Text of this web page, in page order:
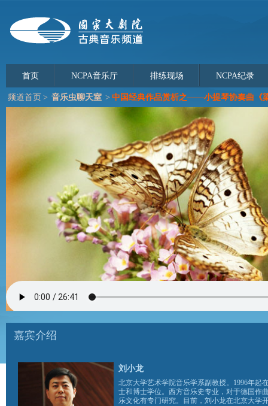
首页 NCPA音乐厅 排练现场 NCPA纪录
频道首页 > 音乐虫聊天室 > 中国经典作品赏析之——小提琴协奏曲《
嘉宾介绍
刘小龙
北京大学艺术学院音乐学系副教授。1996年起
士和博士学位。西方音乐史专业，对于德国作
乐文化有专门研究。目前，刘小龙在北京大学